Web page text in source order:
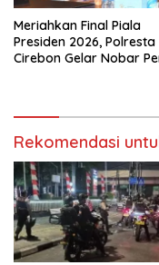
Meriahkan Final Piala
Presiden 2026, Polresta
Cirebon Gelar Nobar
Rekomendasi